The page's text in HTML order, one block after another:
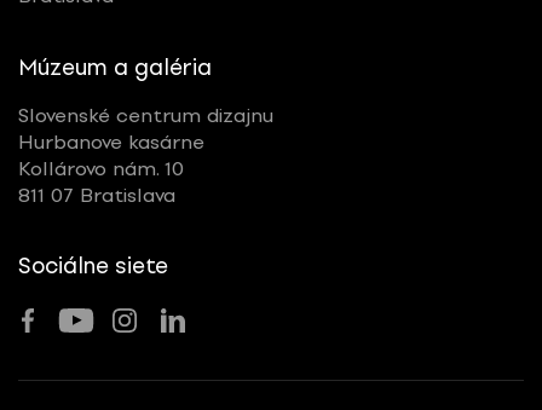
Múzeum a galéria
Slovenské centrum dizajnu
Hurbanove kasárne
Kollárovo nám. 10
811 07 Bratislava
Sociálne siete